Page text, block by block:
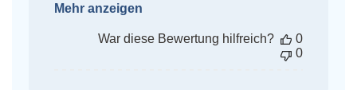
Mehr anzeigen
War diese Bewertung hilfreich?
0
0